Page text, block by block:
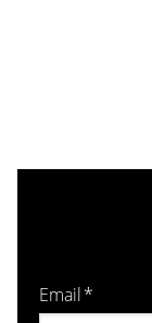
Email*